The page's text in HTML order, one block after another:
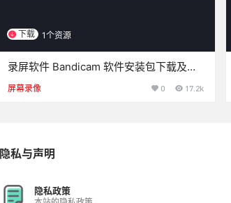
下载 1个资源
录屏软件 Bandicam 软件安装包下载及安
装教程
屏幕录像 0 17.2k
隐私与声明
隐私政策